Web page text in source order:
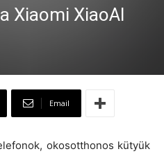
Xiaomi XiaoAI
Email
okosotthonos kütyük